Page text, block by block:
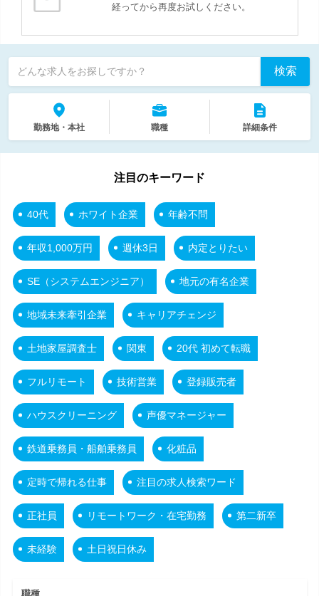
経ってから再度お試しください。
どんな求人をお探しですか？ 検索
勤務地・本社 職種 詳細条件
注目のキーワード
40代 ホワイト企業 年齢不問
年収1,000万円 週休3日 内定とりたい
SE（システムエンジニア） 地元の有名企業
地域未来牽引企業 キャリアチェンジ
土地家屋調査士 関東 20代 初めて転職
フルリモート 技術営業 登録販売者
ハウスクリーニング 声優マネージャー
鉄道乗務員・船舶乗務員 化粧品
定時で帰れる仕事 注目の求人検索ワード
正社員 リモートワーク・在宅勤務 第二新卒
未経験 土日祝日休み
職種